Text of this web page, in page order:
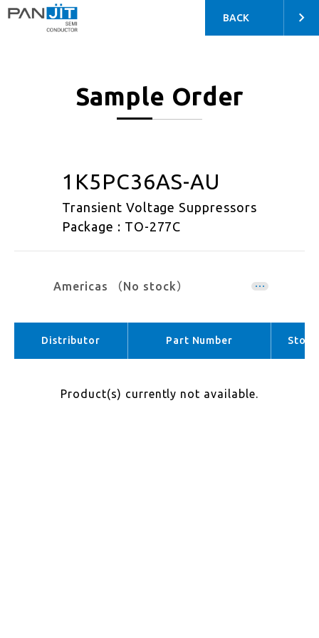
BACK
Sample Order
1K5PC36AS-AU
Transient Voltage Suppressors
Package : TO-277C
Americas （No stock）
APAC （No stock）
Distributor Part Number Stock
Product(s) currently not available.